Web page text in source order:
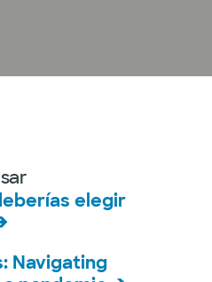
elegir
Navigating